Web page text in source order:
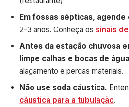
Em fossas sépticas, agende
2-3 anos. Conheça os sinais
Antes da estação chuvosa
limpe calhas e bocas de
alagamento e perdas materiais.
Não use soda cáustica.
cáustica para a tubulação.